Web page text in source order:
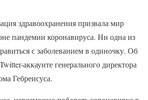
здравоохранения призвала мир
пандемии коронавируса. Ни одна из
с заболеванием в одиночку. Об
аккаунте генерального директора
Гебреисуса.